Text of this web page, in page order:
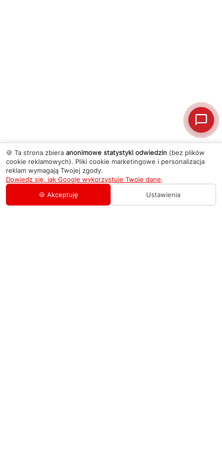
🍪 Ta strona zbiera anonimowe statystyki odwiedzin (bez plików
cookie reklamowych). Pliki cookie marketingowe i personalizacja
reklam wymagają Twojej zgody.
Dowiedz się, jak Google wykorzystuje Twoje dane.
🍪 Akceptuję
Ustawienia